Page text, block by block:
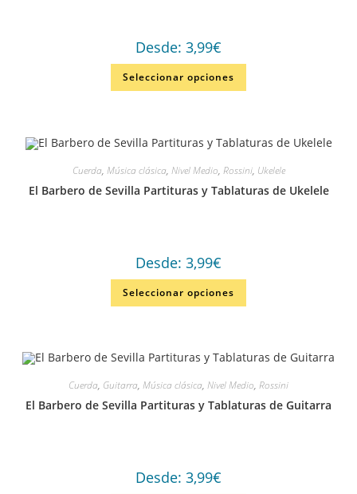
Desde: 3,99€
Seleccionar opciones
Cuerda, Música clásica, Nivel Medio, Rossini, Ukelele
El Barbero de Sevilla Partituras y Tablaturas de Ukelele
Desde: 3,99€
Seleccionar opciones
Cuerda, Guitarra, Música clásica, Nivel Medio, Rossini
El Barbero de Sevilla Partituras y Tablaturas de Guitarra
Desde: 3,99€